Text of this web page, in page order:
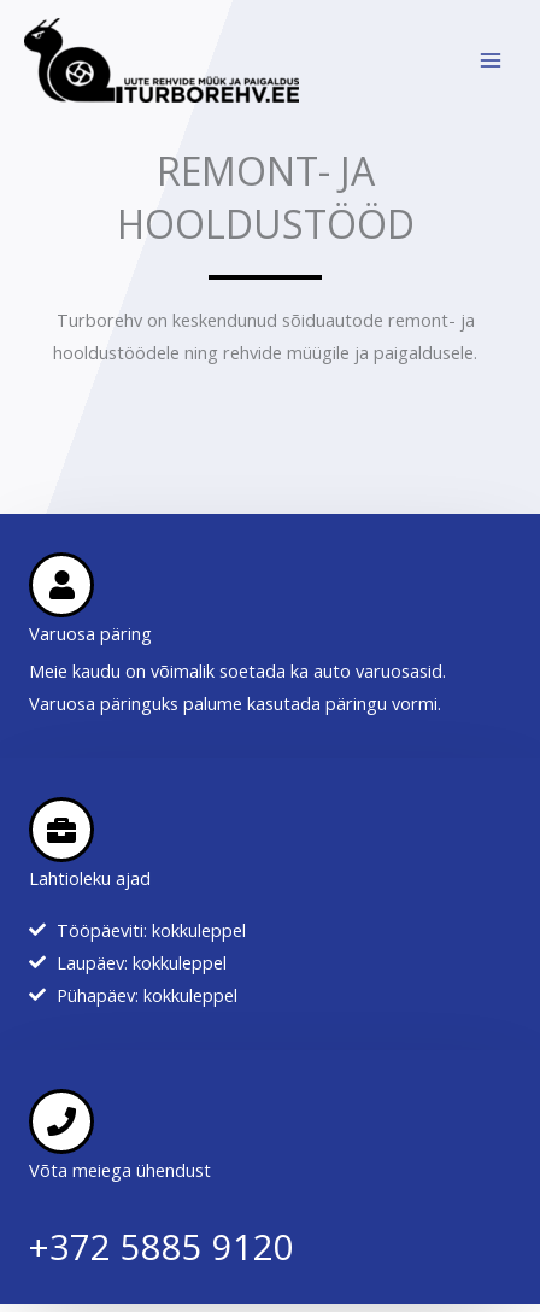
content
REMONT- JA
HOOLDUSTÖÖD
Turborehv on keskendunud sõiduautode remont- ja
hooldustöödele ning rehvide müügile ja paigaldusele.
Varuosa päring
Meie kaudu on võimalik soetada ka auto varuosasid.
Varuosa päringuks palume kasutada päringu vormi.
Lahtioleku ajad
Tööpäeviti: kokkuleppel
Laupäev: kokkuleppel
Pühapäev: kokkuleppel
Võta meiega ühendust
+372 5885 9120